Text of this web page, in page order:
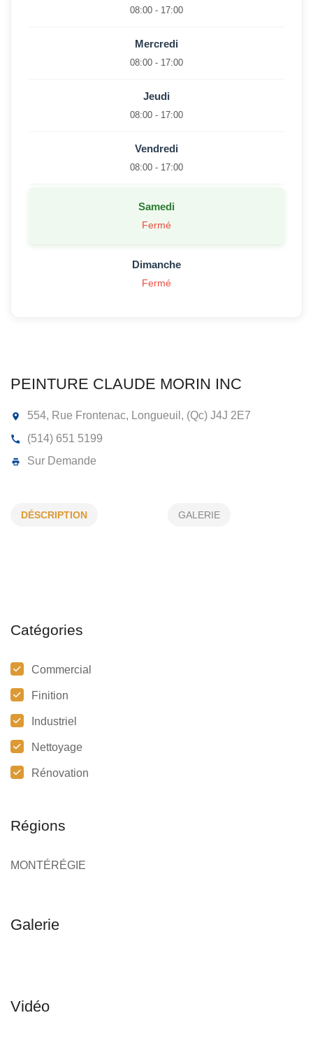
554, Rue Frontenac, Longueuil, (Qc)
DÉSCRIPTION GALERIE
Catégories
Commercial
Finition
Industriel
Nettoyage
Rénovation
Régions
MONTÉRÉGIE
08:00 - 17:00
Mercredi
08:00 - 17:00
Jeudi
08:00 - 17:00
Vendredi
08:00 - 17:00
Samedi
Fermé
Dimanche
Fermé